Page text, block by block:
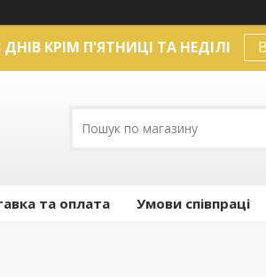
КРІМ П'ЯТНИЦІ ТА НЕДІЛІ
та оплата Умови співпраці